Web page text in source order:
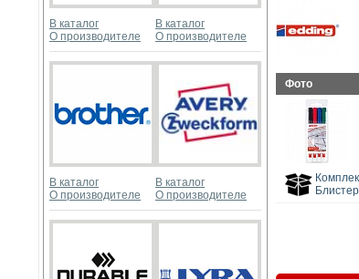
В каталог
О производителе
В каталог
О производителе
В каталог
О производителе
В каталог
О производителе
Фото
Блистер